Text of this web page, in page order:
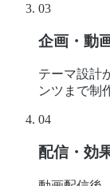
03
企画・動
テーマ設計
ンツまで制
04
配信・効